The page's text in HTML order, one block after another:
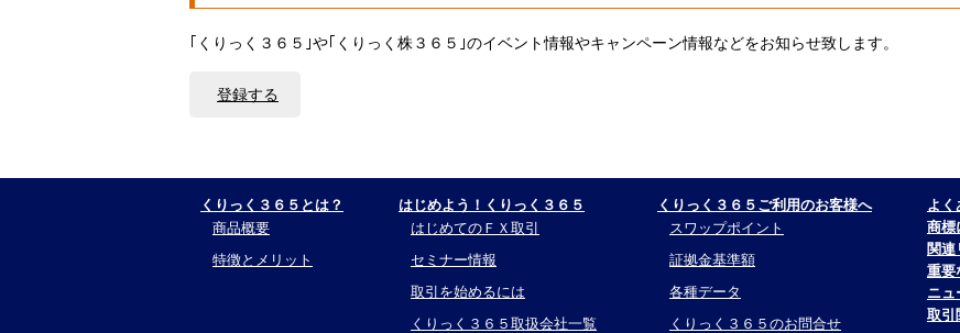
｢くりっく３６５｣や｢くりっく株３６５｣のイベント情報やキャンペーン情報などをお知らせ致します。
登録する
くりっく３６５とは？
商品概要
特徴とメリット
はじめよう！くりっく３６５
はじめてのＦＸ取引
セミナー情報
取引を始めるには
くりっく３６５取扱会社一覧
くりっく３６５ご利用のお客様へ
スワップポイント
証拠金基準額
各種データ
くりっく３６５のお問合せ
よく
商標
関連
重要
ニュ
取引